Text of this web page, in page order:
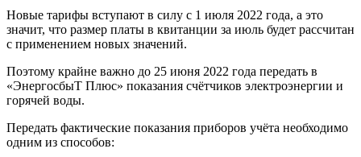
Новые тарифы вступают в силу с 1 июля 2022 года, а это
значит, что размер платы в квитанции за июль будет рассчитан
с применением новых значений.
Поэтому крайне важно до 25 июня 2022 года передать в
«ЭнергосбыТ Плюс» показания счётчиков электроэнергии и
горячей воды.
Передать фактические показания приборов учёта необходимо
одним из способов: